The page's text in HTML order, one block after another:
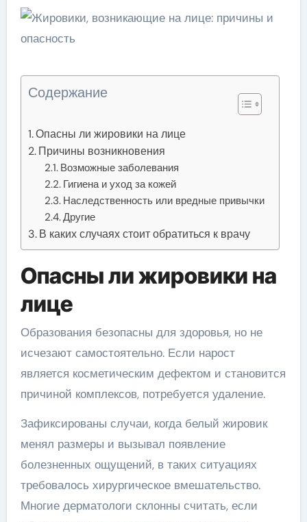
Содержание
Опасны ли жировики на лице
Причины возникновения
Возможные заболевания
Гигиена и уход за кожей
Наследственность или вредные привычки
Другие
В каких случаях стоит обратиться к врачу
Опасны ли жировики на
лице
Образования безопасны для здоровья, но не
исчезают самостоятельно. Если нарост
является косметическим дефектом и становится
причиной комплексов, потребуется удаление.
Зафиксированы случаи, когда белый жировик
менял размеры и вызывал появление
болезненных ощущений, в таких ситуациях
требовалось хирургическое вмешательство.
Многие дерматологи склонны считать, если